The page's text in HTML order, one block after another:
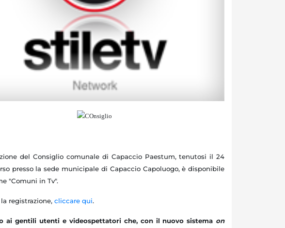
del Consiglio comunale di Capaccio Paestum, tenutosi il 24
presso la sede municipale di Capaccio Capoluogo, è disponibile
"Comuni in Tv".
registrazione, cliccare qui.
ai gentili utenti e videospettatori che, con il nuovo sistema on